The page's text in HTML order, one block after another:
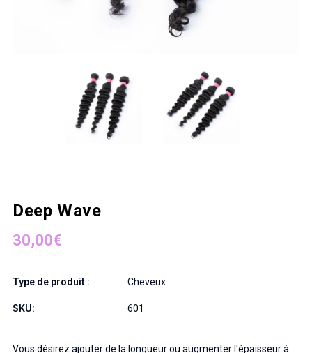
Deep Wave
30,00€
Type de produit : Cheveux
SKU: 601
Vous désirez ajouter de la longueur ou augmenter l'épaisseur à